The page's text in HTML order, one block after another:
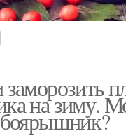
на зиму.